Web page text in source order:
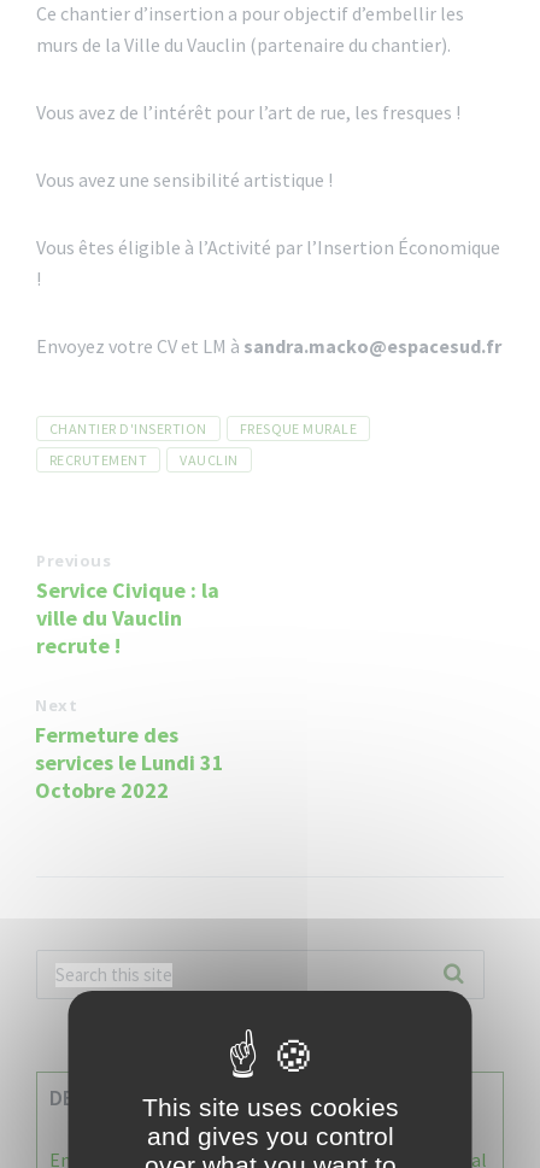
Ce chantier d’insertion a pour objectif d’embellir les
murs de la Ville du Vauclin (partenaire du chantier).
Vous avez de l’intérêt pour l’art de rue, les fresques !
Vous avez une sensibilité artistique !
Vous êtes éligible à l’Activité par l’Insertion Économique
!
Envoyez votre CV et LM à sandra.macko@espacesud.fr
Tags
CHANTIER D'INSERTION
FRESQUE MURALE
RECRUTEMENT
VAUCLIN
Previous
Service Civique : la
ville du Vauclin
recrute !
Next
Fermeture des
services le Lundi 31
Octobre 2022
DERNIERES INFOS
Enquête publique : Dossier Modification du Plan Local
This site uses cookies
and gives you control